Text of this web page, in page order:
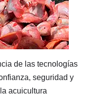
de las tecnologías
seguridad y
acuicultura